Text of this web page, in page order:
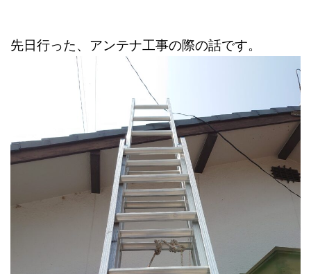
先日行った、アンテナ工事の際の話です。